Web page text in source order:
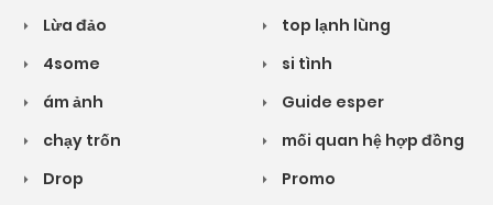
Lừa đảo
top lạnh lùng
4some
si tình
ám ảnh
Guide esper
chạy trốn
mối quan hệ hợp đồng
Drop
Promo